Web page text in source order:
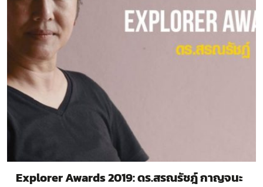
Explorer Awards 2019: ดร.สรณรัชฎ์ กาญจนะ